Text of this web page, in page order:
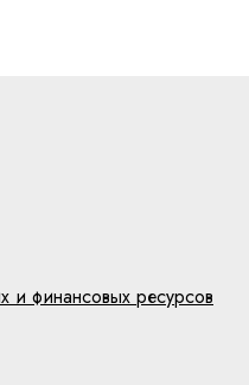
и финансовых ресурсов